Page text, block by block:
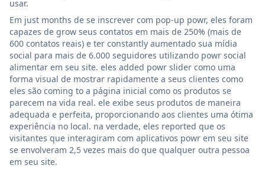
usar.
Em just months de se inscrever com pop-up powr, eles foram
capazes de grow seus contatos em mais de 250% (mais de
600 contatos reais) e ter constantly aumentado sua mídia
social para mais de 6.000 seguidores utilizando powr social
alimentar em seu site. eles added powr slider como uma
forma visual de mostrar rapidamente a seus clientes como
eles são coming to a página inicial como os produtos se
parecem na vida real. ele exibe seus produtos de maneira
adequada e perfeita, proporcionando aos clientes uma ótima
experiência no local. na verdade, eles reported que os
visitantes que interagiram com aplicativos powr em seu site
se envolveram 2,5 vezes mais do que qualquer outra pessoa
em seu site.